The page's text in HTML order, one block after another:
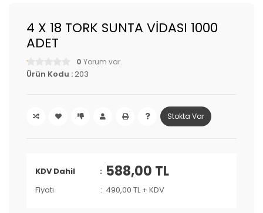
4 X 18 TORK SUNTA VİDASI 1000
ADET
0 Yorum var.
Ürün Kodu :203
Stokta Var
KDV Dahil 588,00 TL
Fiyatı 490,00 TL + KDV